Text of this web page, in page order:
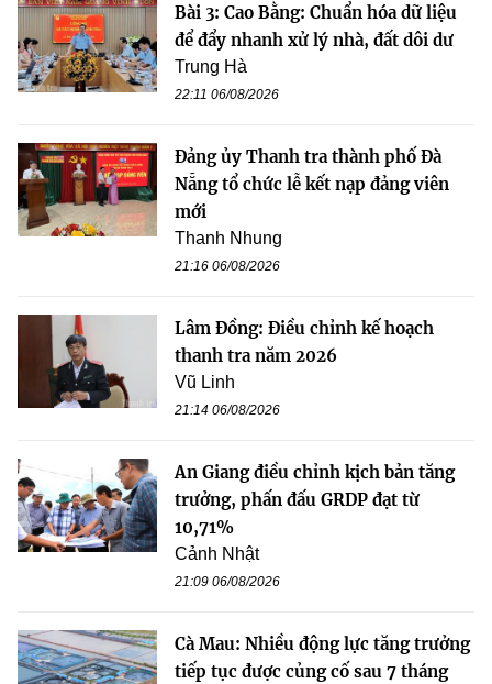
Bài 3: Cao Bằng: Chuẩn hóa dữ liệu
để đẩy nhanh xử lý nhà, đất dôi dư
Trung Hà
22:11 06/08/2026
Đảng ủy Thanh tra thành phố Đà
Nẵng tổ chức lễ kết nạp đảng viên
mới
Thanh Nhung
21:16 06/08/2026
Lâm Đồng: Điều chỉnh kế hoạch
thanh tra năm 2026
Vũ Linh
21:14 06/08/2026
An Giang điều chỉnh kịch bản tăng
trưởng, phấn đấu GRDP đạt từ
10,71%
Cảnh Nhật
21:09 06/08/2026
Cà Mau: Nhiều động lực tăng trưởng
tiếp tục được củng cố sau 7 tháng